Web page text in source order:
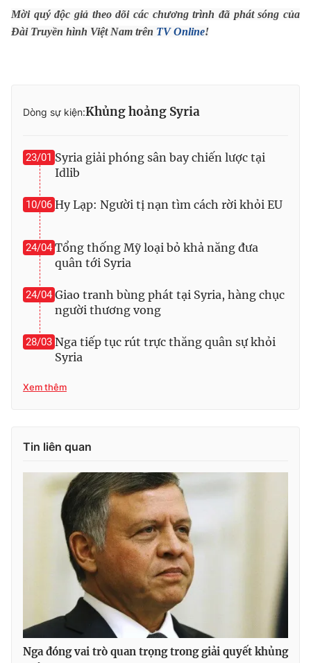
Góc doanh nghiệp
Truyền hình
Giải sao mai
Âm nhạc
Làm đẹp
Chất lượng cuộc sống
Tuyển sinh
Học trực tuyến
Công nghệ
Hitech Công nghệ tương lai
Sản phẩm
Thị trường
Tư vấn
Giao lưu trực tuyến
Lịch phát sóng
Chuyên mục khác
Emagazine Podcast
VTV Money
VTV Sức khoẻ Bất động sản
Thị trường 24h Tấm lòng Việt
Vươn mình bằng AI
VTV8
Liên hệ tòa soạn English
Mời quý độc giả theo dõi các chương trình đã phát sóng của
Đài Truyền hình Việt Nam trên TV Online!
Dòng sự kiện:Khủng hoảng Syria
23/01 Syria giải phóng sân bay chiến lược tại
Idlib
10/06 Hy Lạp: Người tị nạn tìm cách rời khỏi EU
24/04 Tổng thống Mỹ loại bỏ khả năng đưa
quân tới Syria
24/04 Giao tranh bùng phát tại Syria, hàng chục
người thương vong
28/03 Nga tiếp tục rút trực thăng quân sự khỏi
Syria
Xem thêm
Tin liên quan
Nga đóng vai trò quan trọng trong giải quyết khủng